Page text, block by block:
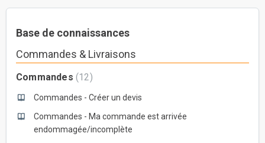
Base de connaissances
Commandes & Livraisons
Commandes 12
Commandes - Créer un devis
Commandes - Ma commande est arrivée
endommagée/incomplète